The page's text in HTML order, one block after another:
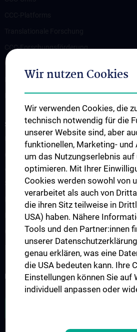
CCC-Forschungsförderung
Publikationen
Links & Kontakt CCC-
STUDIUM, AUS- UND FORTBILDUNG
Cancer Update CCC Vienna
Vienna International Summer School on
Students
Klinisch-Praktisches Jahr (KPJ)
Onkologische PhD-Programme
KREBSFORSCHUNG UNTERSTÜTZEN
Wir nutzen Cookies
Wir verwenden Cookies, die
technisch notwendig für die
unserer Website sind, aber
funktionellen, Marketing- und
um das Nutzungserlebnis auf
optimieren. Mit Ihrer
Cookies werden sowohl von
verarbeitet als auch von
die ihren Sitz teilweise in
USA) haben. Nähere
Tools und den Partner:innen
unserer
genau erklären, was eine
die USA bedeuten kann. Ihre
Einstellungen können Sie auf
individuell anpassen oder